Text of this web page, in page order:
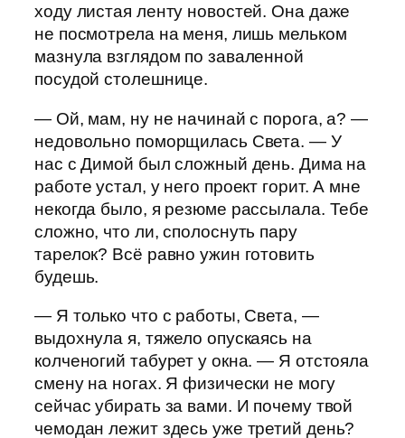
ходу листая ленту новостей. Она даже
не посмотрела на меня, лишь мельком
мазнула взглядом по заваленной
посудой столешнице.
— Ой, мам, ну не начинай с порога, а? —
недовольно поморщилась Света. — У
нас с Димой был сложный день. Дима на
работе устал, у него проект горит. А мне
некогда было, я резюме рассылала. Тебе
сложно, что ли, сполоснуть пару
тарелок? Всё равно ужин готовить
будешь.
— Я только что с работы, Света, —
выдохнула я, тяжело опускаясь на
колченогий табурет у окна. — Я отстояла
смену на ногах. Я физически не могу
сейчас убирать за вами. И почему твой
чемодан лежит здесь уже третий день?